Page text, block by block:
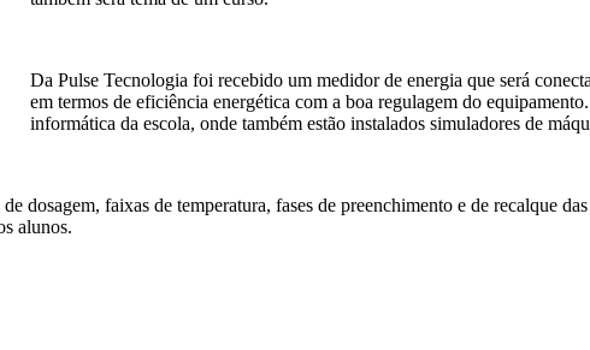
Da Pulse Tecnologia foi recebido um medidor de energia que será
em termos de eficiência energética com a boa regulagem do
informática da escola, onde também estão instalados simuladores de
dosagem, faixas de temperatura, fases de preenchimento e de recalque
alunos.